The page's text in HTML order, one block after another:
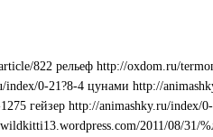
822 рельеф http://oxdom.ru/
0-21?8-4 цунами http://
гейзер http://animashky.ru/
2011/08/31/